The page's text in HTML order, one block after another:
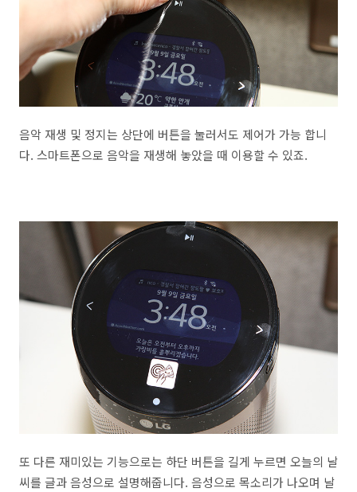
음악 재생 및 정지는 상단에 버튼을 눌러서도 제어가 가능 합니
다. 스마트폰으로 음악을 재생해 놓았을 때 이용할 수 있죠.
또 다른 재미있는 기능으로는 하단 버튼을 길게 누르면 오늘의 날
씨를 글과 음성으로 설명해줍니다. 음성으로 목소리가 나오며 날